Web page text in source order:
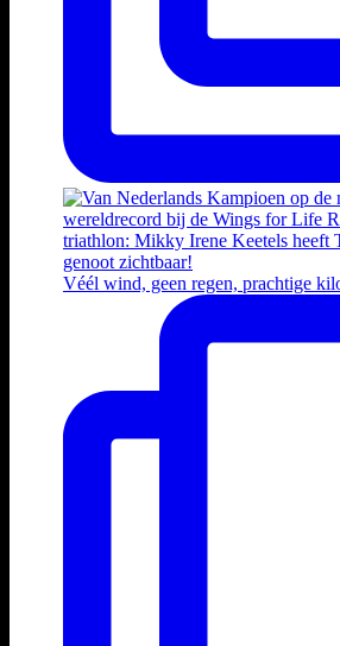
Véél wind, geen regen, prachtige